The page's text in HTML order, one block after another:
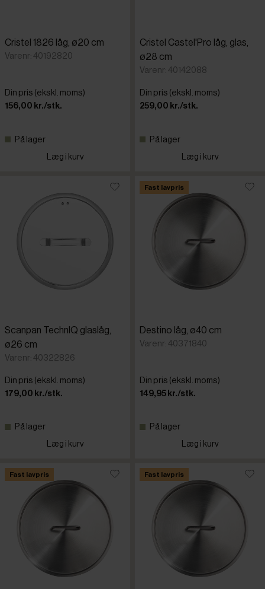
Cristel 1826 låg, ø20 cm
Varenr: 40192820
Din pris (ekskl. moms)
156,00 kr./stk.
På lager
Læg i kurv
Cristel Castel'Pro låg, glas,
ø28 cm
Varenr: 40142088
Din pris (ekskl. moms)
259,00 kr./stk.
På lager
Læg i kurv
Scanpan TechnIQ glaslåg,
ø26 cm
Varenr: 40322826
Din pris (ekskl. moms)
179,00 kr./stk.
På lager
Læg i kurv
Fast lavpris
Destino låg, ø40 cm
Varenr: 40371840
Din pris (ekskl. moms)
149,95 kr./stk.
På lager
Læg i kurv
Fast lavpris Fast lavpris